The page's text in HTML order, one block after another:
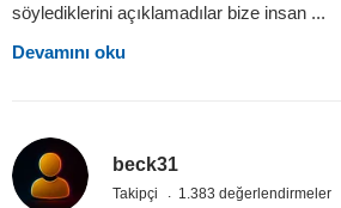
söylediklerini açıklamadılar bize insan ...
Devamını oku
beck31
Takipçi 1.383 değerlendirmeler